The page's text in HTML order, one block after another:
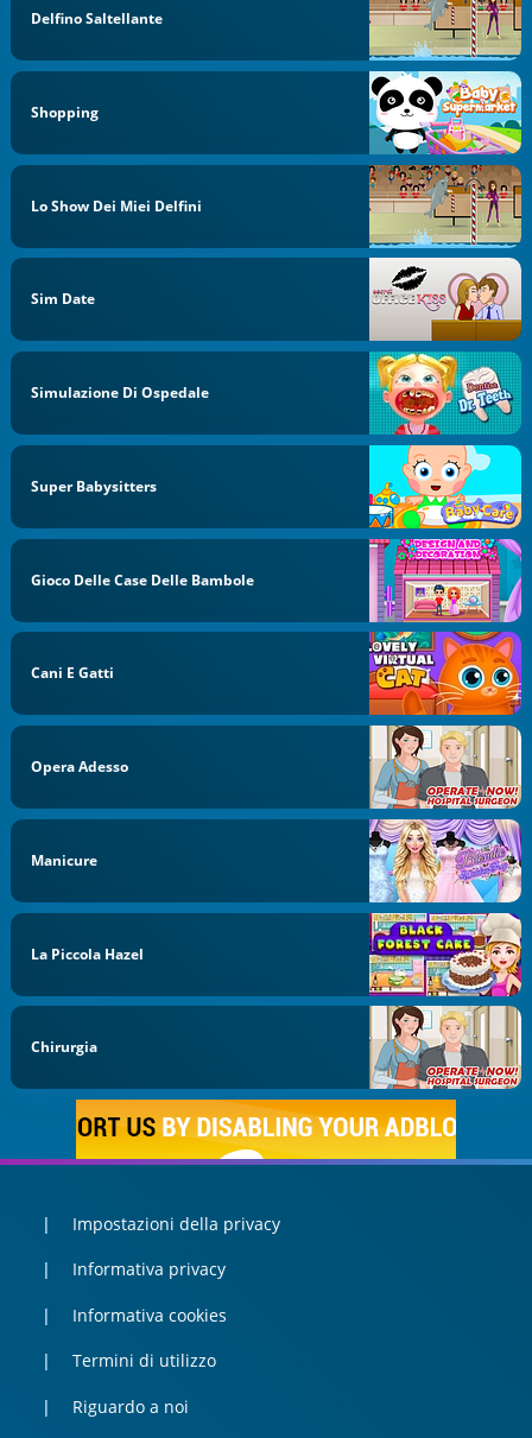
Delfino Saltellante
Shopping
Lo Show Dei Miei Delfini
Sim Date
Simulazione Di Ospedale
Super Babysitters
Gioco Delle Case Delle Bambole
Cani E Gatti
Opera Adesso
Manicure
La Piccola Hazel
Chirurgia
Impostazioni della privacy
Informativa privacy
Informativa cookies
Termini di utilizzo
Riguardo a noi